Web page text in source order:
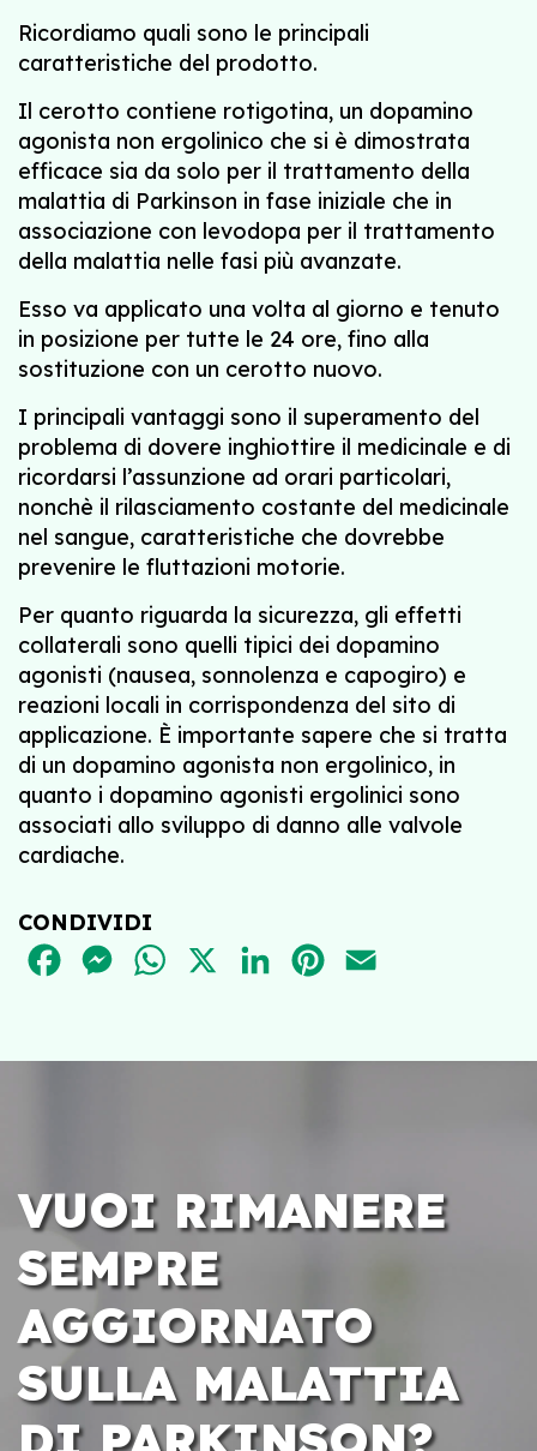
Ricordiamo quali sono le principali
caratteristiche del prodotto.
Il cerotto contiene rotigotina, un dopamino
agonista non ergolinico che si è dimostrata
efficace sia da solo per il trattamento della
malattia di Parkinson in fase iniziale che in
associazione con levodopa per il trattamento
della malattia nelle fasi più avanzate.
Esso va applicato una volta al giorno e tenuto
in posizione per tutte le 24 ore, fino alla
sostituzione con un cerotto nuovo.
I principali vantaggi sono il superamento del
problema di dovere inghiottire il medicinale e di
ricordarsi l’assunzione ad orari particolari,
nonchè il rilasciamento costante del medicinale
nel sangue, caratteristiche che dovrebbe
prevenire le fluttazioni motorie.
Per quanto riguarda la sicurezza, gli effetti
collaterali sono quelli tipici dei dopamino
agonisti (nausea, sonnolenza e capogiro) e
reazioni locali in corrispondenza del sito di
applicazione. È importante sapere che si tratta
di un dopamino agonista non ergolinico, in
quanto i dopamino agonisti ergolinici sono
associati allo sviluppo di danno alle valvole
cardiache.
CONDIVIDI
FACEBOOKMESSENGER
WHATSAPPLINKEDINPINTEREST
VUOI RIMANERE
SEMPRE
AGGIORNATO
SULLA MALATTIA